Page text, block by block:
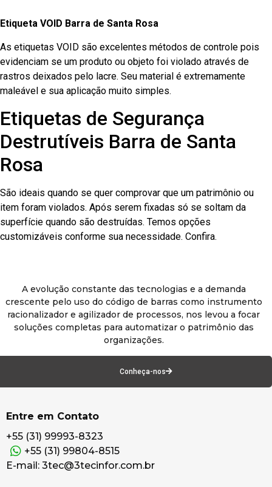
Etiqueta VOID Barra de Santa Rosa
As etiquetas VOID são excelentes métodos de controle pois
evidenciam se um produto ou objeto foi violado através de
rastros deixados pelo lacre. Seu material é extremamente
maleável e sua aplicação muito simples.
Etiquetas de Segurança
Destrutíveis Barra de Santa
Rosa
São ideais quando se quer comprovar que um patrimônio ou
item foram violados. Após serem fixadas só se soltam da
superfície quando são destruídas. Temos opções
customizáveis conforme sua necessidade. Confira.
A evolução constante das tecnologias e a demanda
crescente pelo uso do código de barras como instrumento
racionalizador e agilizador de processos, nos levou a focar
soluções completas para automatizar o patrimônio das
organizações.
Conheça-nos
Entre em Contato
+55 (31) 99993-8323
+55 (31) 99804-8515
E-mail: 3tec@3tecinfor.com.br